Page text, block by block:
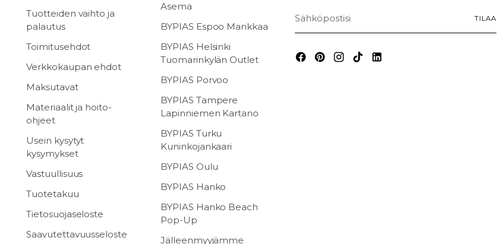
Tuotteiden vaihto ja
palautus
Toimitusehdot
Verkkokaupan ehdot
Maksutavat
Materiaalit ja hoito-
ohjeet
Usein kysytyt
kysymykset
Vastuullisuus
Tuotetakuu
Tietosuojaseloste
Saavutettavuusseloste
Asema
BYPIAS Espoo Mankkaa
BYPIAS Helsinki
Tuomarinkylän Outlet
BYPIAS Porvoo
BYPIAS Tampere
Lapinniemen Kartano
BYPIAS Turku
Kuninkojankaari
BYPIAS Oulu
BYPIAS Hanko
BYPIAS Hanko Beach
Pop-Up
Jälleenmyyjämme
TILAA